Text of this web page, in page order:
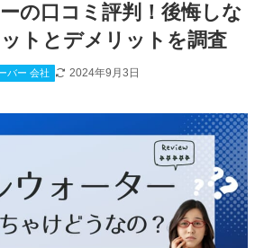
の口コミ評判！後悔しな
トとデメリットを調査
バー 会社 2024年9月3日